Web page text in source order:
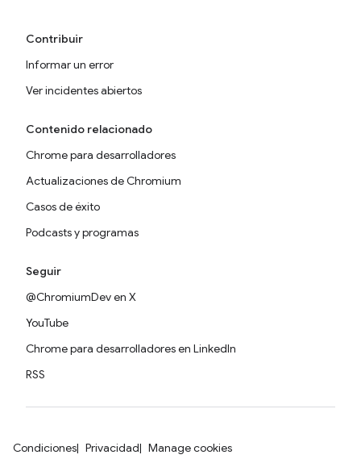
Contribuir
Informar un error
Ver incidentes abiertos
Contenido relacionado
Chrome para desarrolladores
Actualizaciones de Chromium
Casos de éxito
Podcasts y programas
Seguir
@ChromiumDev en X
YouTube
Chrome para desarrolladores en LinkedIn
RSS
Condiciones Privacidad Manage cookies